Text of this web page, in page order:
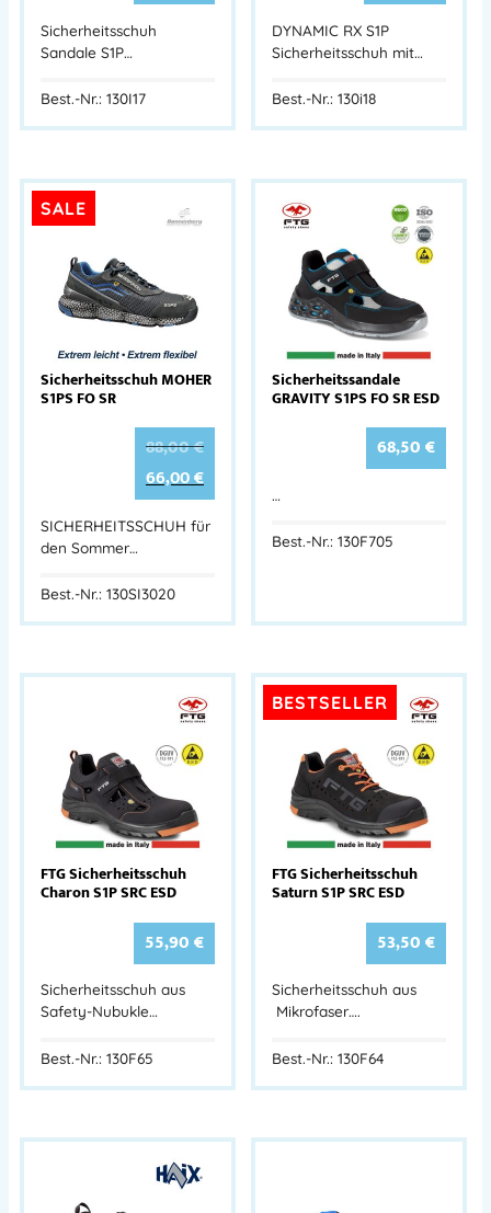
Sicherheitsschuh
Sandale S1P…
Best.-Nr.: 130I17
DYNAMIC RX S1P
Sicherheitsschuh mit…
Best.-Nr.: 130i18
SALE
Sicherheitsschuh MOHER
S1PS FO SR
88,00€
66,00€
SICHERHEITSSCHUH für
den Sommer…
Best.-Nr.: 130SI3020
Sicherheitssandale
GRAVITY S1PS FO SR ESD
68,50€
…
Best.-Nr.: 130F705
FTG Sicherheitsschuh
Charon S1P SRC ESD
55,90€
Sicherheitsschuh aus
Safety-Nubukle…
Best.-Nr.: 130F65
BESTSELLER
FTG Sicherheitsschuh
Saturn S1P SRC ESD
53,50€
Sicherheitsschuh aus
Mikrofaser….
Best.-Nr.: 130F64